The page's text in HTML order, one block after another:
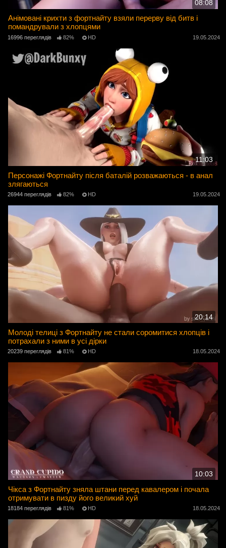
08:08
Анімовані крихти з фортнайту взяли перерву від битв і
помандрували з хлопцями
16996 переглядів 82% HD 19.05.2024
11:03
Персонажі Фортнайту після баталій розважаються - в анал
злягаються
26944 переглядів 82% HD 19.05.2024
20:14
Молоді телиці з Фортнайту не стали соромитися хлопців і
потрахали з ними в усі дірки
20239 переглядів 81% HD 18.05.2024
10:03
Чікса з Фортнайту зняла штани перед кавалером і почала
отримувати в пизду його великий хуй
18184 переглядів 81% HD 18.05.2024